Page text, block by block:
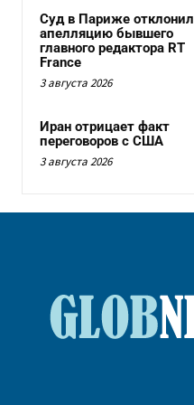
Суд в Париже отклонил
апелляцию бывшего
главного редактора RT
France
3 августа 2026
Иран отрицает факт
переговоров с США
3 августа 2026